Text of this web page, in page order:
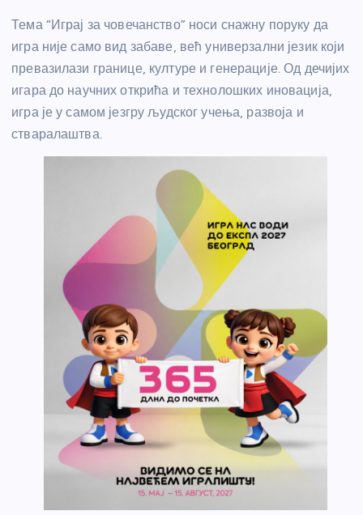
Тема “Играј за човечанство” носи снажну поруку да
игра није само вид забаве, већ универзални језик који
превазилази границе, културе и генерације. Од дечијих
игара до научних открића и технолошких иновација,
игра је у самом језгру људског учења, развоја и
стваралаштва.